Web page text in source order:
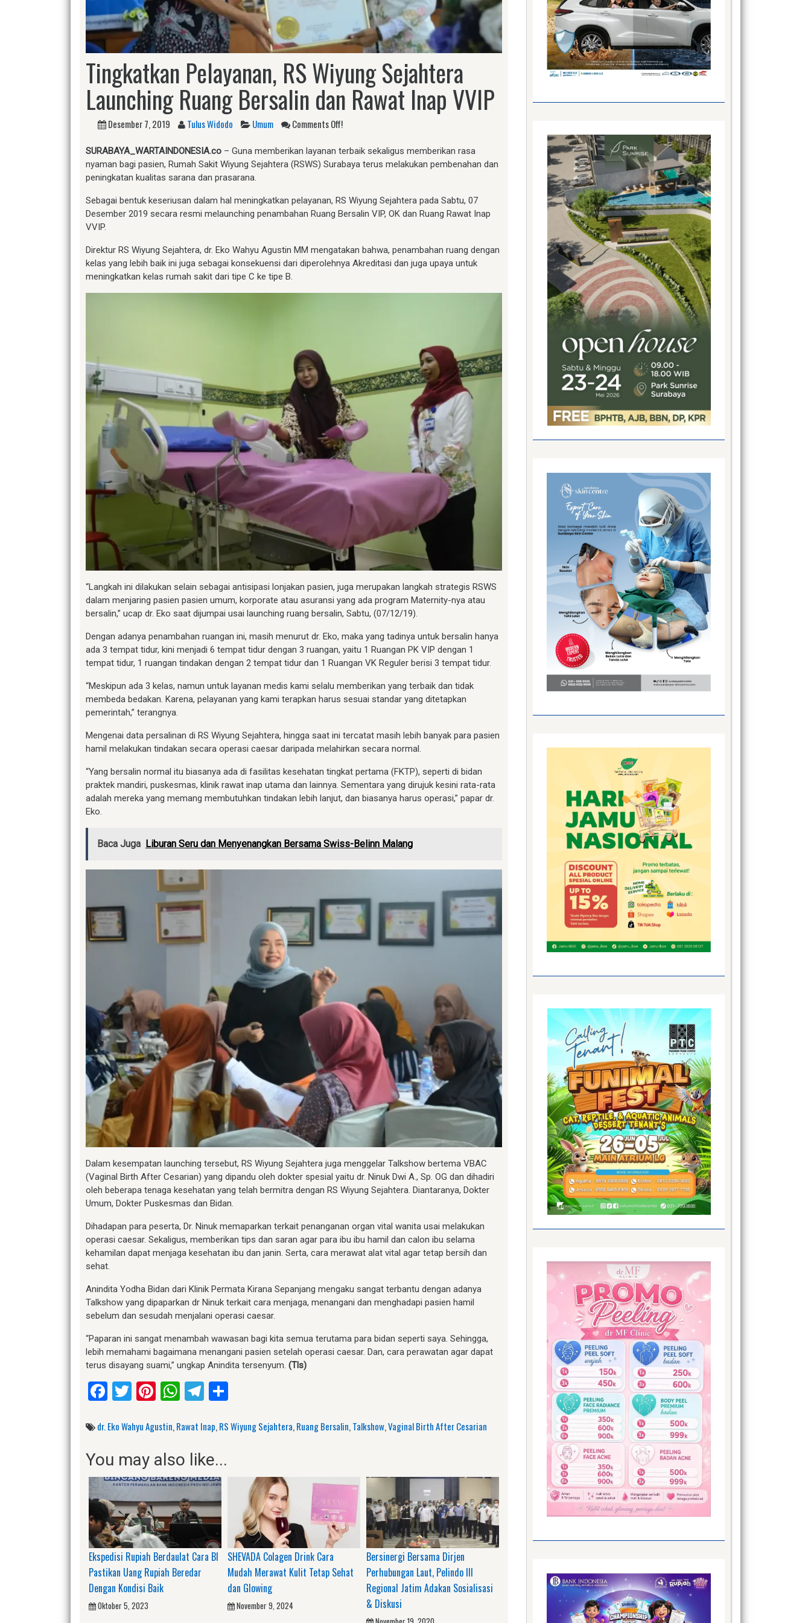
Tingkatkan Pelayanan, RS Wiyung Sejahtera
Launching Ruang Bersalin dan Rawat Inap VVIP
Desember 7, 2019 Tulus Widodo Umum Comments Off!
SURABAYA_WARTAINDONESIA.co – Guna memberikan layanan terbaik sekaligus memberikan rasa
nyaman bagi pasien, Rumah Sakit Wiyung Sejahtera (RSWS) Surabaya terus melakukan pembenahan dan
peningkatan kualitas sarana dan prasarana.
Sebagai bentuk keseriusan dalam hal meningkatkan pelayanan, RS Wiyung Sejahtera pada Sabtu, 07
Desember 2019 secara resmi melaunching penambahan Ruang Bersalin VIP, OK dan Ruang Rawat Inap
VVIP.
Direktur RS Wiyung Sejahtera, dr. Eko Wahyu Agustin MM mengatakan bahwa, penambahan ruang dengan
kelas yang lebih baik ini juga sebagai konsekuensi dari diperolehnya Akreditasi dan juga upaya untuk
meningkatkan kelas rumah sakit dari tipe C ke tipe B.
“Langkah ini dilakukan selain sebagai antisipasi lonjakan pasien, juga merupakan langkah strategis RSWS
dalam menjaring pasien pasien umum, korporate atau asuransi yang ada program Maternity-nya atau
bersalin,” ucap dr. Eko saat dijumpai usai launching ruang bersalin, Sabtu, (07/12/19).
Dengan adanya penambahan ruangan ini, masih menurut dr. Eko, maka yang tadinya untuk bersalin hanya
ada 3 tempat tidur, kini menjadi 6 tempat tidur dengan 3 ruangan, yaitu 1 Ruangan PK VIP dengan 1
tempat tidur, 1 ruangan tindakan dengan 2 tempat tidur dan 1 Ruangan VK Reguler berisi 3 tempat tidur.
“Meskipun ada 3 kelas, namun untuk layanan medis kami selalu memberikan yang terbaik dan tidak
membeda bedakan. Karena, pelayanan yang kami terapkan harus sesuai standar yang ditetapkan
pemerintah,” terangnya.
Mengenai data persalinan di RS Wiyung Sejahtera, hingga saat ini tercatat masih lebih banyak para pasien
hamil melakukan tindakan secara operasi caesar daripada melahirkan secara normal.
“Yang bersalin normal itu biasanya ada di fasilitas kesehatan tingkat pertama (FKTP), seperti di bidan
praktek mandiri, puskesmas, klinik rawat inap utama dan lainnya. Sementara yang dirujuk kesini rata-rata
adalah mereka yang memang membutuhkan tindakan lebih lanjut, dan biasanya harus operasi,” papar dr.
Eko.
Baca Juga Liburan Seru dan Menyenangkan Bersama Swiss-Belinn Malang
Dalam kesempatan launching tersebut, RS Wiyung Sejahtera juga menggelar Talkshow bertema VBAC
(Vaginal Birth After Cesarian) yang dipandu oleh dokter spesial yaitu dr. Ninuk Dwi A., Sp. OG dan dihadiri
oleh beberapa tenaga kesehatan yang telah bermitra dengan RS Wiyung Sejahtera. Diantaranya, Dokter
Umum, Dokter Puskesmas dan Bidan.
Dihadapan para peserta, Dr. Ninuk memaparkan terkait penanganan organ vital wanita usai melakukan
operasi caesar. Sekaligus, memberikan tips dan saran agar para ibu ibu hamil dan calon ibu selama
kehamilan dapat menjaga kesehatan ibu dan janin. Serta, cara merawat alat vital agar tetap bersih dan
sehat.
Anindita Yodha Bidan dari Klinik Permata Kirana Sepanjang mengaku sangat terbantu dengan adanya
Talkshow yang dipaparkan dr Ninuk terkait cara menjaga, menangani dan menghadapi pasien hamil
sebelum dan sesudah menjalani operasi caesar.
“Paparan ini sangat menambah wawasan bagi kita semua terutama para bidan seperti saya. Sehingga,
lebih memahami bagaimana menangani pasien setelah operasi caesar. Dan, cara perawatan agar dapat
terus disayang suami,” ungkap Anindita tersenyum. (Tls)
Facebook
Twitter
Pinterest
WhatsApp
Telegram
dr. Eko Wahyu Agustin,Rawat Inap,RS Wiyung Sejahtera,Ruang Bersalin,Talkshow,Vaginal Birth After Cesarian
You may also like...
Ekspedisi Rupiah Berdaulat Cara BI
Pastikan Uang Rupiah Beredar
Dengan Kondisi Baik
Oktober 5, 2023
SHEVADA Colagen Drink Cara
Mudah Merawat Kulit Tetap Sehat
dan Glowing
November 9, 2024
Bersinergi Bersama Dirjen
Perhubungan Laut, Pelindo III
Regional Jatim Adakan Sosialisasi
& Diskusi